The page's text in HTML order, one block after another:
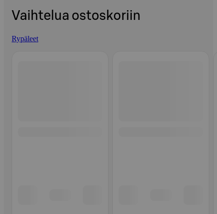
Vaihtelua ostoskoriin
Rypäleet